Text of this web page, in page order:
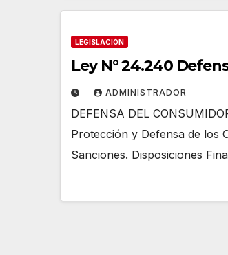
LEGISLACIÓN
Ley N° 24.240
ADMINISTRADOR
DEFENSA DEL
Protección y Defensa de los
Sanciones. Disposiciones